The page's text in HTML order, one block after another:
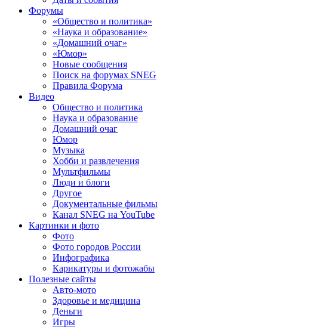
Форумы
«Общество и политика»
«Наука и образование»
«Домашний очаг»
«Юмор»
Новые сообщения
Поиск на форумах SNEG
Правила Форума
Видео
Общество и политика
Наука и образование
Домашний очаг
Юмор
Музыка
Хобби и развлечения
Мультфильмы
Люди и блоги
Другое
Документальные фильмы
Канал SNEG на YouTube
Картинки и фото
Фото
Фото городов России
Инфографика
Карикатуры и фотожабы
Полезные сайты
Авто-мото
Здоровье и медицина
Деньги
Игры